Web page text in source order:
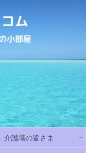
介護職の皆さま